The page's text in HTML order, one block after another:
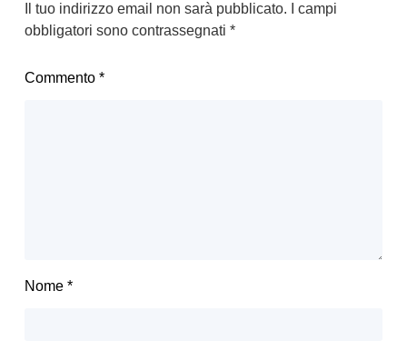
Il tuo indirizzo email non sarà pubblicato.
I campi
obbligatori sono contrassegnati *
Commento *
Nome *